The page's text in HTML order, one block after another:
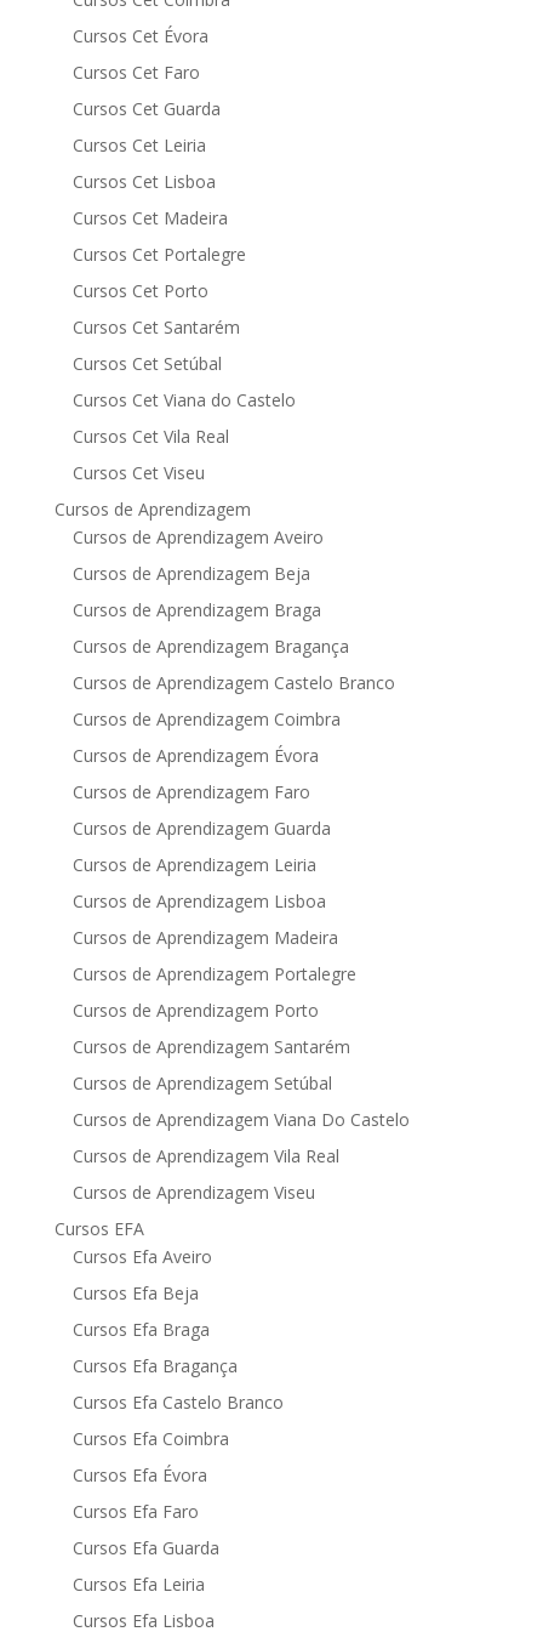
Cursos Cet Évora
Cursos Cet Faro
Cursos Cet Guarda
Cursos Cet Leiria
Cursos Cet Lisboa
Cursos Cet Madeira
Cursos Cet Portalegre
Cursos Cet Porto
Cursos Cet Santarém
Cursos Cet Setúbal
Cursos Cet Viana do Castelo
Cursos Cet Vila Real
Cursos Cet Viseu
Cursos de Aprendizagem
Cursos de Aprendizagem Aveiro
Cursos de Aprendizagem Beja
Cursos de Aprendizagem Braga
Cursos de Aprendizagem Bragança
Cursos de Aprendizagem Castelo Branco
Cursos de Aprendizagem Coimbra
Cursos de Aprendizagem Évora
Cursos de Aprendizagem Faro
Cursos de Aprendizagem Guarda
Cursos de Aprendizagem Leiria
Cursos de Aprendizagem Lisboa
Cursos de Aprendizagem Madeira
Cursos de Aprendizagem Portalegre
Cursos de Aprendizagem Porto
Cursos de Aprendizagem Santarém
Cursos de Aprendizagem Setúbal
Cursos de Aprendizagem Viana Do Castelo
Cursos de Aprendizagem Vila Real
Cursos de Aprendizagem Viseu
Cursos EFA
Cursos Efa Aveiro
Cursos Efa Beja
Cursos Efa Braga
Cursos Efa Bragança
Cursos Efa Castelo Branco
Cursos Efa Coimbra
Cursos Efa Évora
Cursos Efa Faro
Cursos Efa Guarda
Cursos Efa Leiria
Cursos Efa Lisboa